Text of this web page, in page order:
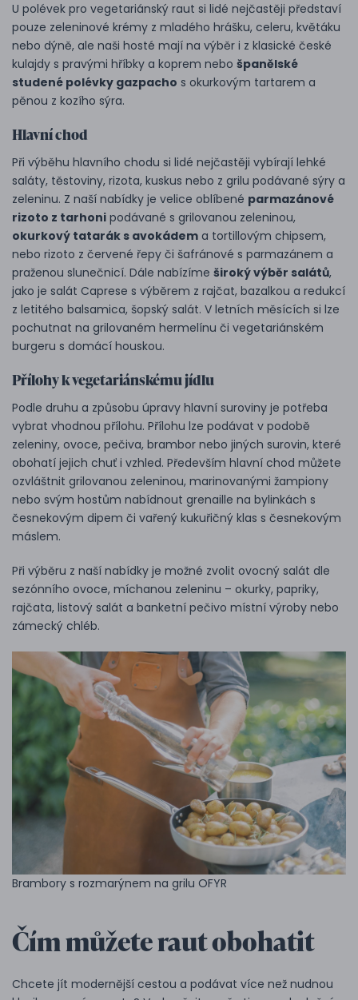
U polévek pro vegetariánský raut si lidé nejčastěji představí
pouze zeleninové krémy z mladého hrášku, celeru, květáku
nebo dýně, ale naši hosté mají na výběr i z klasické české
kulajdy s pravými hříbky a koprem nebo španělské
studené polévky gazpacho s okurkovým tartarem a
pěnou z kozího sýra.
Hlavní chod
Při výběhu hlavního chodu si lidé nejčastěji vybírají lehké
saláty, těstoviny, rizota, kuskus nebo z grilu podávané sýry a
zeleninu. Z naší nabídky je velice oblíbené parmazánové
rizoto z tarhoni podávané s grilovanou zeleninou,
okurkový tatarák s avokádem a tortillovým chipsem,
nebo rizoto z červené řepy či šafránové s parmazánem a
praženou slunečnicí. Dále nabízíme široký výběr salátů,
jako je salát Caprese s výběrem z rajčat, bazalkou a redukcí
z letitého balsamica, šopský salát. V letních měsících si lze
pochutnat na grilovaném hermelínu či vegetariánském
burgeru s domácí houskou.
Přílohy k vegetariánskému jídlu
Podle druhu a způsobu úpravy hlavní suroviny je potřeba
vybrat vhodnou přílohu. Přílohu lze podávat v podobě
zeleniny, ovoce, pečiva, brambor nebo jiných surovin, které
obohatí jejich chuť i vzhled. Především hlavní chod můžete
ozvláštnit grilovanou zeleninou, marinovanými žampiony
nebo svým hostům nabídnout grenaille na bylinkách s
česnekovým dipem či vařený kukuřičný klas s česnekovým
máslem.
Při výběru z naší nabídky je možné zvolit ovocný salát dle
sezónního ovoce, míchanou zeleninu –⁠ okurky, papriky,
rajčata, listový salát a banketní pečivo místní výroby nebo
zámecký chléb.
Brambory s rozmarýnem na grilu OFYR
Čím můžete raut obohatit
Chcete jít modernější cestou a podávat více než nudnou